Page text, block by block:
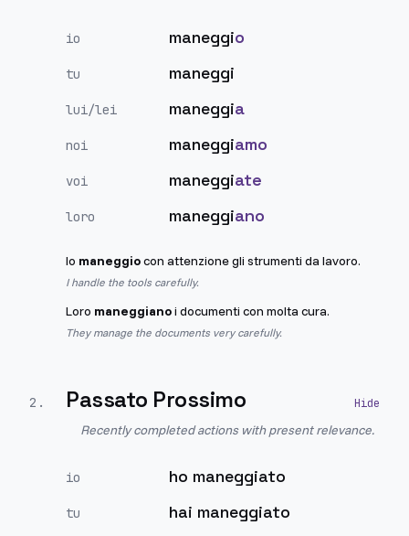
io maneggio
tu maneggi
lui/lei maneggia
noi maneggiamo
voi maneggiate
loro maneggiano
Io maneggiocon attenzione gli strumenti da lavoro.
I handle the tools carefully.
Loro maneggianoi documenti con molta cura.
They manage the documents very carefully.
2 . Passato Prossimo
Recently completed actions with present relevance.
io ho maneggiato
tu hai maneggiato